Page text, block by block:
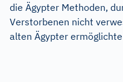
die Ägypter Methoden,
Verstorbenen nicht
alten Ägypter